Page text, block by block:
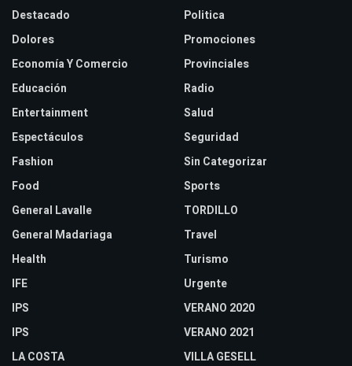
Destacado
Dolores
Economía Y Comercio
Educación
Entertainment
Espectáculos
Fashion
Food
General Lavalle
General Madariaga
Health
IFE
IPS
IPS
LA COSTA
Politica
Promociones
Provinciales
Radio
Salud
Seguridad
Sin Categorizar
Sports
TORDILLO
Travel
Turismo
Urgente
VERANO 2020
VERANO 2021
VILLA GESELL